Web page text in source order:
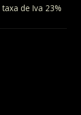
de Iva 23%